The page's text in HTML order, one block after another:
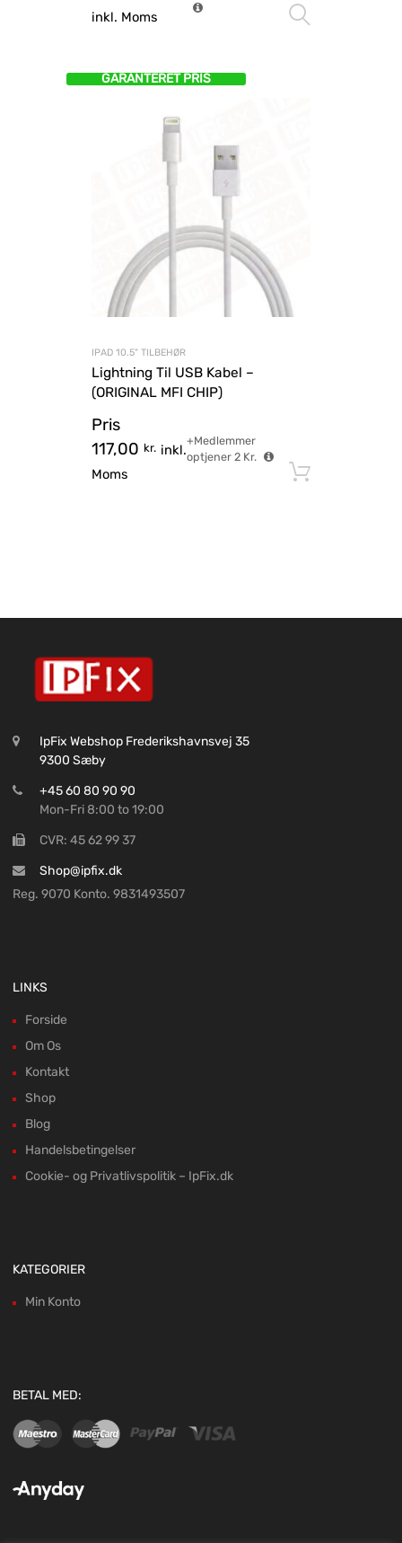
inkl. Moms
GARANTERET PRIS
IPAD 10.5" TILBEHØR
Lightning Til USB Kabel –
(ORIGINAL MFI CHIP)
Pris
117,00 kr. inkl.
Moms
+Medlemmer
optjener2 Kr.
IpFix Webshop Frederikshavnsvej 35
9300 Sæby
+45 60 80 90 90
Mon-Fri 8:00 to 19:00
CVR: 45 62 99 37
Shop@ipfix.dk
Reg. 9070 Konto. 9831493507
LINKS
Forside
Om Os
Kontakt
Shop
Blog
Handelsbetingelser
Cookie- og Privatlivspolitik – IpFix.dk
KATEGORIER
Min Konto
BETAL MED: